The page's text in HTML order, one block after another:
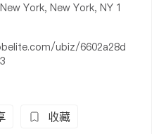
York, New York, NY 1
ubiz/6602a28d
收藏